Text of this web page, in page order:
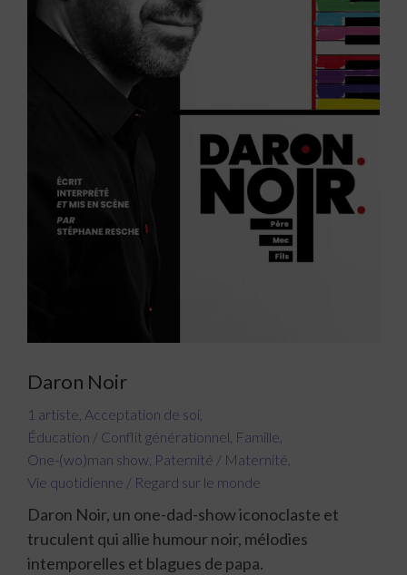
Daron Noir
1 artiste Acceptation de soi
Éducation / Conflit générationnel Famille
One-(wo)man show Paternité / Maternité
Vie quotidienne / Regard sur le monde
Daron Noir, un one-dad-show iconoclaste et
truculent qui allie humour noir, mélodies
intemporelles et blagues de papa.